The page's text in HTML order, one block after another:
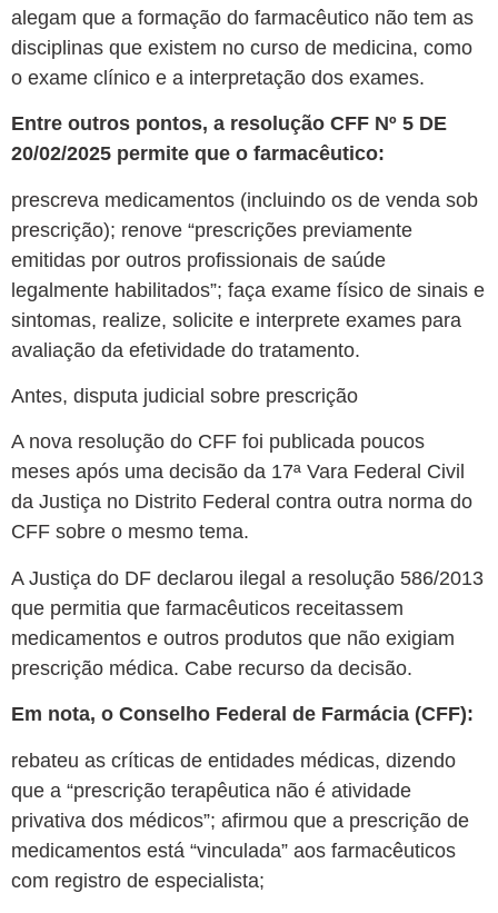
alegam que a formação do farmacêutico não tem as
disciplinas que existem no curso de medicina, como
o exame clínico e a interpretação dos exames.
Entre outros pontos, a resolução CFF Nº 5 DE
20/02/2025 permite que o farmacêutico:
prescreva medicamentos (incluindo os de venda sob
prescrição); renove “prescrições previamente
emitidas por outros profissionais de saúde
legalmente habilitados”; faça exame físico de sinais e
sintomas, realize, solicite e interprete exames para
avaliação da efetividade do tratamento.
Antes, disputa judicial sobre prescrição
A nova resolução do CFF foi publicada poucos
meses após uma decisão da 17ª Vara Federal Civil
da Justiça no Distrito Federal contra outra norma do
CFF sobre o mesmo tema.
A Justiça do DF declarou ilegal a resolução 586/2013
que permitia que farmacêuticos receitassem
medicamentos e outros produtos que não exigiam
prescrição médica. Cabe recurso da decisão.
Em nota, o Conselho Federal de Farmácia (CFF):
rebateu as críticas de entidades médicas, dizendo
que a “prescrição terapêutica não é atividade
privativa dos médicos”; afirmou que a prescrição de
medicamentos está “vinculada” aos farmacêuticos
com registro de especialista;